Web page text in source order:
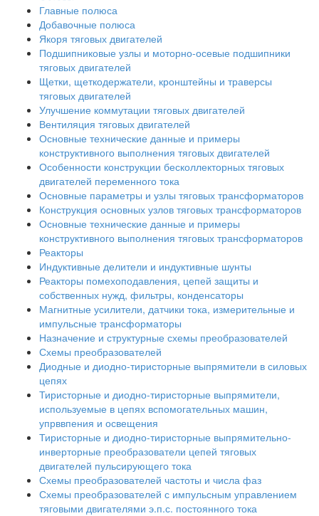
Главные полюса
Добавочные полюса
Якоря тяговых двигателей
Подшипниковые узлы и моторно-осевые подшипники
тяговых двигателей
Щетки, щеткодержатели, кронштейны и траверсы
тяговых двигателей
Улучшение коммутации тяговых двигателей
Вентиляция тяговых двигателей
Основные технические данные и примеры
конструктивного выполнения тяговых двигателей
Особенности конструкции бесколлекторных тяговых
двигателей переменного тока
Основные параметры и узлы тяговых трансформаторов
Конструкция основных узлов тяговых трансформаторов
Основные технические данные и примеры
конструктивного выполнения тяговых трансформаторов
Реакторы
Индуктивные делители и индуктивные шунты
Реакторы помехоподавления, цепей защиты и
собственных нужд, фильтры, конденсаторы
Магнитные усилители, датчики тока, измерительные и
импульсные трансформаторы
Назначение и структурные схемы преобразователей
Схемы преобразователей
Диодные и диодно-тиристорные выпрямители в силовых
цепях
Тиристорные и диодно-тиристорные выпрямители,
используемые в цепях вспомогательных машин,
упрввпения и освещения
Тиристорные и диодно-тиристорные выпрямительно-
инверторные преобразователи цепей тяговых
двигателей пульсирующего тока
Схемы преобразователей частоты и числа фаз
Схемы преобразователей с импульсным управлением
тяговыми двигателями э.п.с. постоянного тока